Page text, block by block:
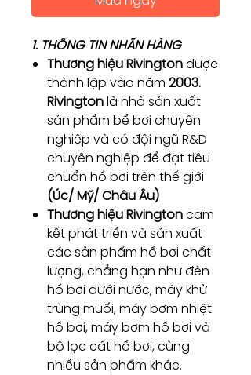
1. THÔNG TIN NHÃN HÀNG
Thương hiệu Rivingtonđược
thành lập vào năm 2003.
Rivingtonlà nhà sản xuất
sản phẩm bể bơi chuyên
nghiệp và có đội ngũ R&D
chuyên nghiệp để đạt tiêu
chuẩn hồ bơi trên thế giới
(Úc/ Mỹ/ Châu Âu)
Thương hiệu Rivingtoncam
kết phát triển và sản xuất
các sản phẩm hồ bơi chất
lượng, chẳng hạn như đèn
hồ bơi dưới nước, máy khử
trùng muối, máy bơm nhiệt
hồ bơi, máy bơm hồ bơi và
bộ lọc cát hồ bơi, cùng
nhiều sản phẩm khác.